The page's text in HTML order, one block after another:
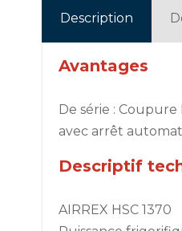
Description
Avantages
De série :
avec arrêt
Descriptif
AIRREX HSC 1370